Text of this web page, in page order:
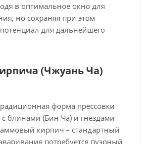
в оптимальное окно для
но сохраняя при этом
для дальнейшего
(Чжуань Ча)
форма прессовки
с блинами (Бин Ча) и гнездами
кирпич – стандартный
потребуется пуэрный